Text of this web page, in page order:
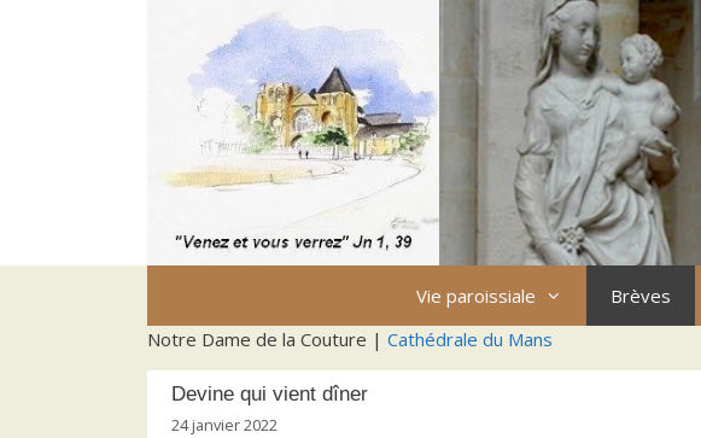
Vie paroissiale Brèves
Notre Dame de la Couture | Cathédrale du Mans
Devine qui vient dîner
24 janvier 2022